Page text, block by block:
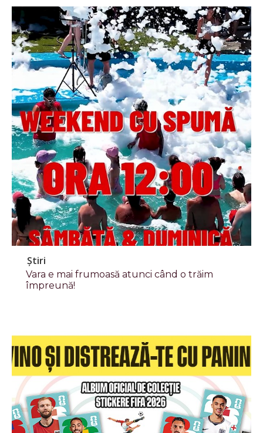
Știri
Vara e mai frumoasă atunci când o trăim
împreună!